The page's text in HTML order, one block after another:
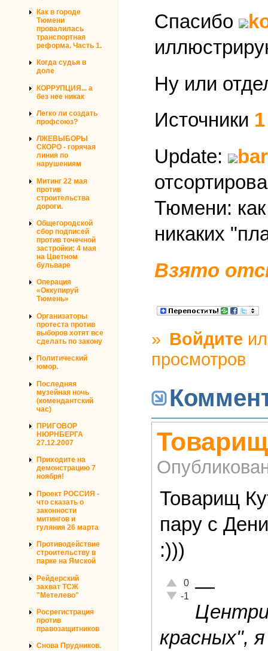
Как в городе
Тюмени
провалилась
транспортная
реформа. Часть 1.
Когда судья в
доле
КОРРУПЦИЯ... а
без нее никак
Легко ли создать
профсоюз?
ЛЖЕВЫБОРЫ
СКОРО - горячая
линия по
нарушениям
Митинг 22 мая
против
строительства
дороги.
Общегородской
сбор подписей
против точечной
застройки: 4 мая
на Цветном
бульваре
Операция
«Оккупируй
Тюмень»
Организаторы
протеста против
выборов хотят все
сделать по закону
Политический
юмор.
Последняя
музейная ночь
(комендантский
час)
ПРИГОВОР
НЮРНБЕРГА
27.12.2007
Приходите на
демонстрацию 7
ноября!
Проект РОССИЯ -
что сказать о
законности
митингов и
гуляния 26 марта
Противодействие
строительству в
парке на Ямской
Рейдерский
захват ТСЖ
"Метелево"
Росрегистрация
против
правозащитников
Снова Прудников.
Спасибо
Ну или
Источники 1
Update:
Тюмени:
никаких
Взято
» Войдите
просмотров
Товарищ
пару с
:)))
Отлично!
0
Неадекватно!
-1
—
красных",